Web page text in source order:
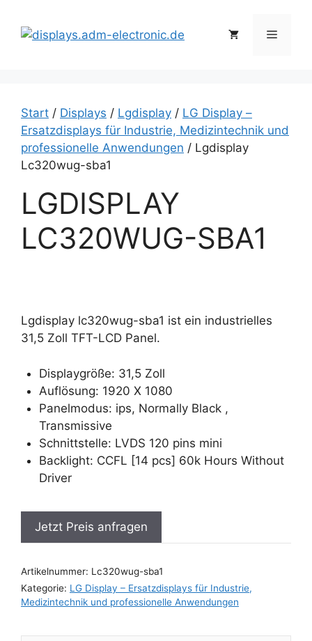
Inhalt
springen
Menü
Start / Displays / Lgdisplay / LG Display –
Ersatzdisplays für Industrie, Medizintechnik und
professionelle Anwendungen / Lgdisplay
Lc320wug-sba1
LGDISPLAY
LC320WUG-SBA1
Lgdisplay lc320wug-sba1 ist ein industrielles
31,5 Zoll TFT-LCD Panel.
Displaygröße: 31,5 Zoll
Auflösung: 1920 X 1080
Panelmodus: ips, Normally Black ,
Transmissive
Schnittstelle: LVDS 120 pins mini
Backlight: CCFL [14 pcs] 60k Hours Without
Driver
Jetzt Preis anfragen
Artikelnummer: Lc320wug-sba1
Kategorie: LG Display – Ersatzdisplays für Industrie,
Medizintechnik und professionelle Anwendungen